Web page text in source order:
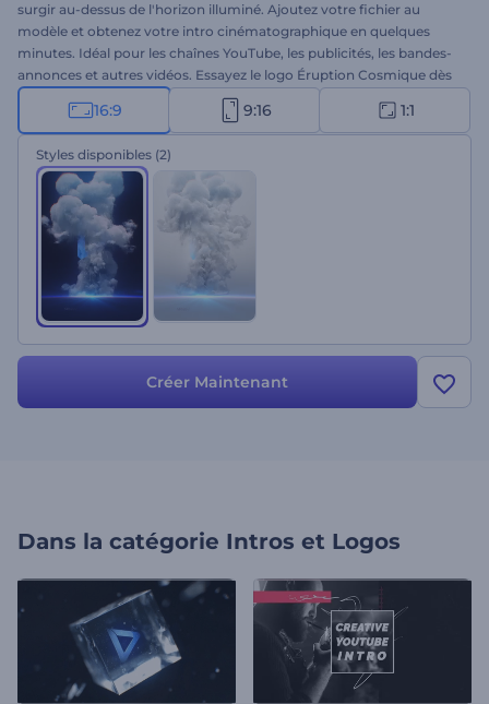
surgir au-dessus de l'horizon illuminé. Ajoutez votre fichier au
modèle et obtenez votre intro cinématographique en quelques
minutes. Idéal pour les chaînes YouTube, les publicités, les bandes-
annonces et autres vidéos. Essayez le logo Éruption Cosmique dès
aujourd'hui !
16:9 9:16 1:1
Styles disponibles (2)
Créer Maintenant
Dans la catégorie Intros et Logos